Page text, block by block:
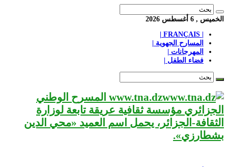
الخميس , 6 أغسطس 2026
المسارح الجهوية |
المهرجانات |
فضاء الطفل |
www.tna.dz المسرح الوطني
الجزائري مؤسسة ثقافية عريقة تابعة لوزارة
الثقافة-الجزائر، يحمل اسم العميد «محي الدين
بشطارزي».